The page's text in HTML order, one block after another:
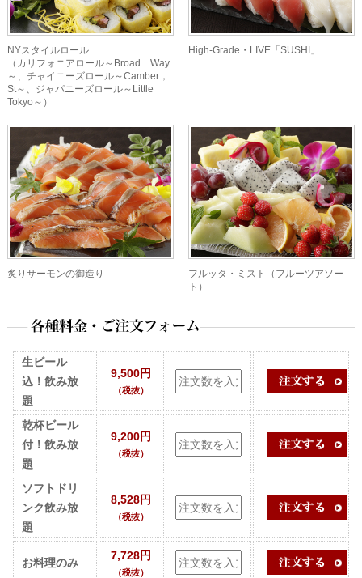
NYスタイルロール
（カリフォニアロール～Broad Way
～、チャイニーズロール～Camber，
St～、ジャパニーズロール～Little
Tokyo～）
High-Grade・LIVE「SUSHI」
炙りサーモンの御造り
フルッタ・ミスト（フルーツアソー
ト）
生ビール
込！飲み放
題
9,500円
（税抜）
乾杯ビール
付！飲み放
題
9,200円
（税抜）
ソフトドリ
ンク飲み放
題
8,528円
（税抜）
お料理のみ
7,728円
（税抜）